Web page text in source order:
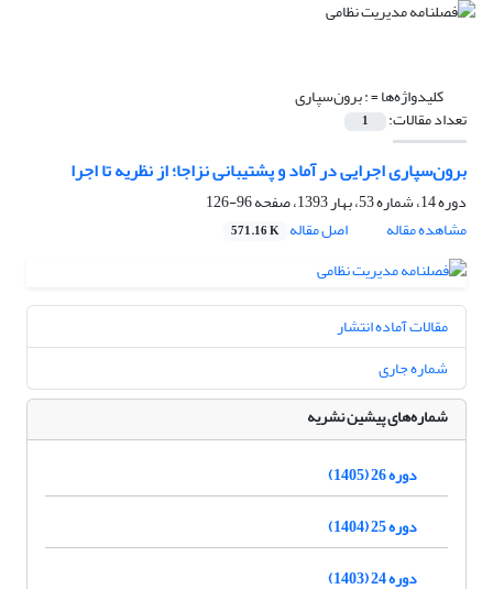
کلیدواژه‌ها =: برون‌سپاری
تعداد مقالات: 1
برون‌سپاری اجرایی در آماد و پشتیبانی نزاجا؛ از نظریه تا اجرا
دوره 14، شماره 53، بهار 1393، صفحه
96-126
مشاهده مقاله
اصل مقاله 571.16 K
مقالات آماده انتشار
شماره جاری
شماره‌های پیشین نشریه
دوره 26 (1405)
دوره 25 (1404)
دوره 24 (1403)